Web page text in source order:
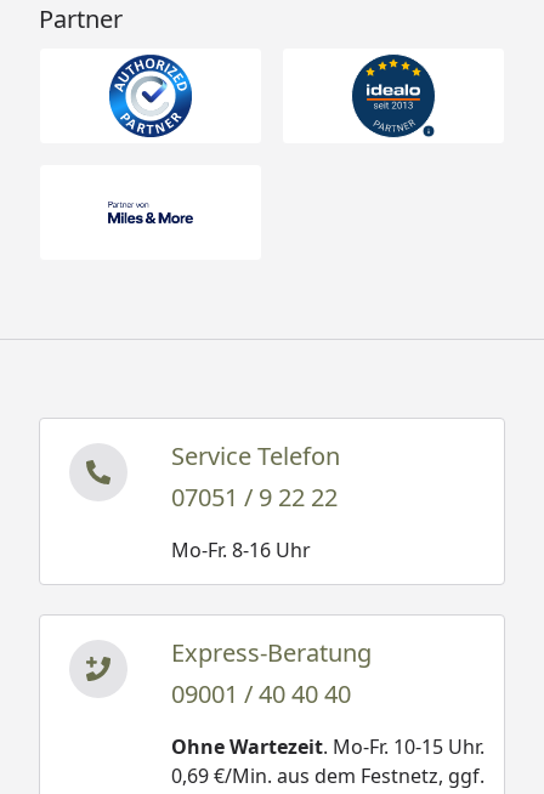
Partner
Service Telefon
07051 / 9 22 22
Mo-Fr. 8-16 Uhr
Express-Beratung
09001 / 40 40 40
Ohne Wartezeit. Mo-Fr. 10-15 Uhr.
0,69 €/Min. aus dem Festnetz, ggf.